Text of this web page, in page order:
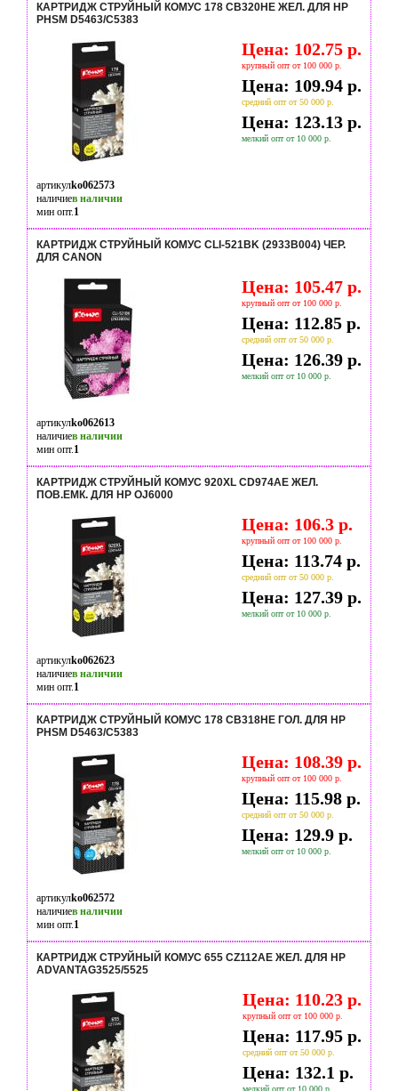
КАРТРИДЖ СТРУЙНЫЙ КОМУС 178 CB320HE ЖЕЛ. ДЛЯ HP
PHSM D5463/С5383
Цена: 102.75 р.
крупный опт от 100 000 р.
Цена: 109.94 р.
средний опт от 50 000 р.
Цена: 123.13 р.
мелкий опт от 10 000 р.
артикулko062573
наличиев наличии
мин опт.1
КАРТРИДЖ СТРУЙНЫЙ КОМУС CLI-521BK (2933B004) ЧЕР.
ДЛЯ CANON
Цена: 105.47 р.
крупный опт от 100 000 р.
Цена: 112.85 р.
средний опт от 50 000 р.
Цена: 126.39 р.
мелкий опт от 10 000 р.
артикулko062613
наличиев наличии
мин опт.1
КАРТРИДЖ СТРУЙНЫЙ КОМУС 920XL CD974AE ЖЕЛ.
ПОВ.ЕМК. ДЛЯ HP OJ6000
Цена: 106.3 р.
крупный опт от 100 000 р.
Цена: 113.74 р.
средний опт от 50 000 р.
Цена: 127.39 р.
мелкий опт от 10 000 р.
артикулko062623
наличиев наличии
мин опт.1
КАРТРИДЖ СТРУЙНЫЙ КОМУС 178 CB318HE ГОЛ. ДЛЯ HP
PHSM D5463/С5383
Цена: 108.39 р.
крупный опт от 100 000 р.
Цена: 115.98 р.
средний опт от 50 000 р.
Цена: 129.9 р.
мелкий опт от 10 000 р.
артикулko062572
наличиев наличии
мин опт.1
КАРТРИДЖ СТРУЙНЫЙ КОМУС 655 CZ112AE ЖЕЛ. ДЛЯ HP
ADVANTAG3525/5525
Цена: 110.23 р.
крупный опт от 100 000 р.
Цена: 117.95 р.
средний опт от 50 000 р.
Цена: 132.1 р.
мелкий опт от 10 000 р.